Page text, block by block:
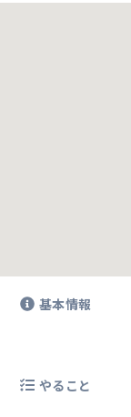
基本情報
やること